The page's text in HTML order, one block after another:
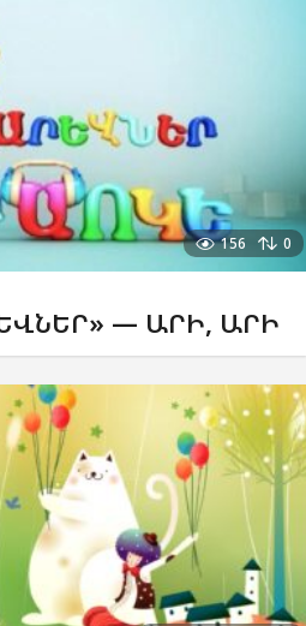
156 0
— ԱՐԻ, ԱՐԻ